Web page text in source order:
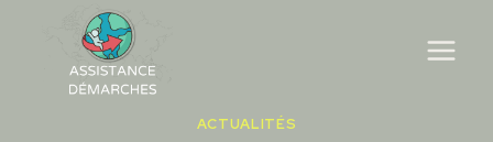
content
ACTUALITÉS